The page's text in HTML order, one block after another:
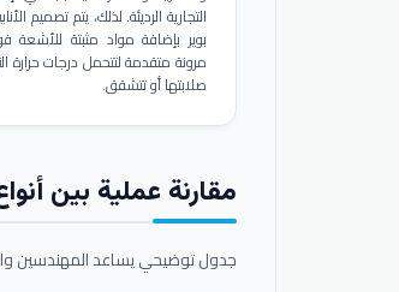
التجارية الرديئة. لذلك، يتم تصميم
بوير بإضافة مواد مثبتة للأشعة
مرونة متقدمة لتتحمل درجات حرارة
صلابتها أو تتشقق.
مقارنة عملية بين
جدول توضيحي يساعد المهندسين